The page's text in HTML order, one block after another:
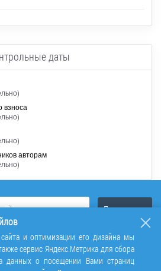
даты
взноса
авторам
и оптимизации его дизайна мы
сервис Яндекс.Метрика для сбора
данных о посещении Вами страниц